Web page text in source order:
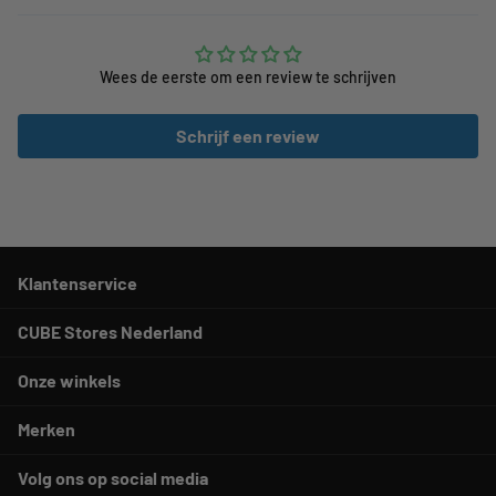
Wees de eerste om een review te schrijven
Schrijf een review
Klantenservice
CUBE Stores Nederland
Onze winkels
Merken
Volg ons op social media